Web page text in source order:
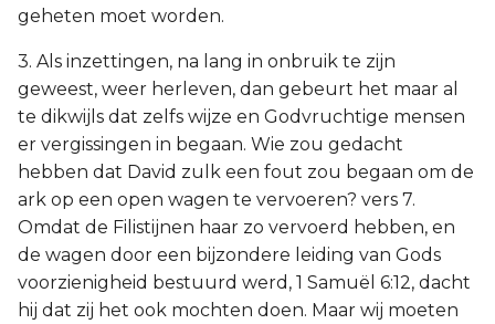
geheten moet worden.
3. Als inzettingen, na lang in onbruik te zijn
geweest, weer herleven, dan gebeurt het maar al
te dikwijls dat zelfs wijze en Godvruchtige mensen
er vergissingen in begaan. Wie zou gedacht
hebben dat David zulk een fout zou begaan om de
ark op een open wagen te vervoeren? vers 7.
Omdat de Filistijnen haar zo vervoerd hebben, en
de wagen door een bijzondere leiding van Gods
voorzienigheid bestuurd werd, 1 Samuël 6:12, dacht
hij dat zij het ook mochten doen. Maar wij moeten